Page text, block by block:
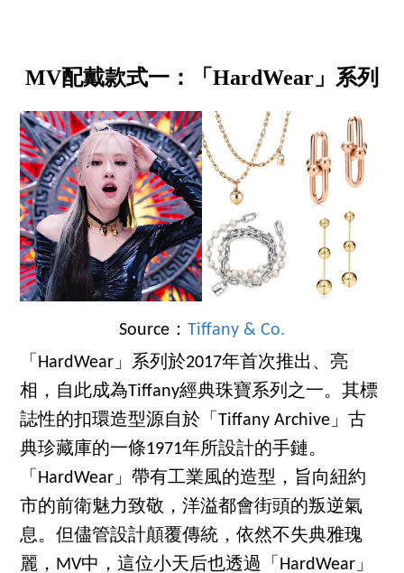
MV配戴款式一：「HardWear」系列
Source： Tiffany & Co.
「HardWear」系列於2017年首次推出、亮
相，自此成為Tiffany經典珠寶系列之一。其標
誌性的扣環造型源自於「Tiffany Archive」古
典珍藏庫的一條1971年所設計的手鏈。
「HardWear」帶有工業風的造型，旨向紐約
市的前衛魅力致敬，洋溢都會街頭的叛逆氣
息。但儘管設計顛覆傳統，依然不失典雅瑰
麗，MV中，這位小天后也透過「HardWear」